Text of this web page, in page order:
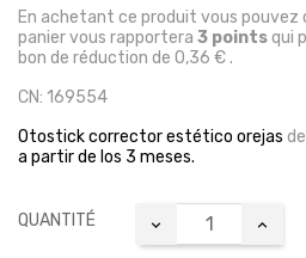
En achetant ce produit vous pouvez
panier vous rapportera 3 pointsqui
bon de réduction de 0,36 €.
CN: 169554
Otostick corrector estético orejas
a partir de los 3 meses.
QUANTITÉ